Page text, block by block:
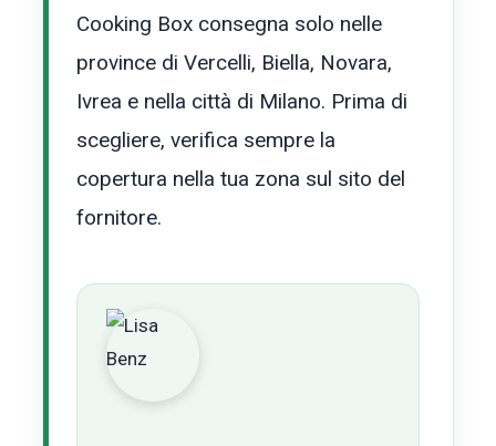
Cooking Box consegna solo nelle
province di Vercelli, Biella, Novara,
Ivrea e nella città di Milano. Prima di
scegliere, verifica sempre la
copertura nella tua zona sul sito del
fornitore.